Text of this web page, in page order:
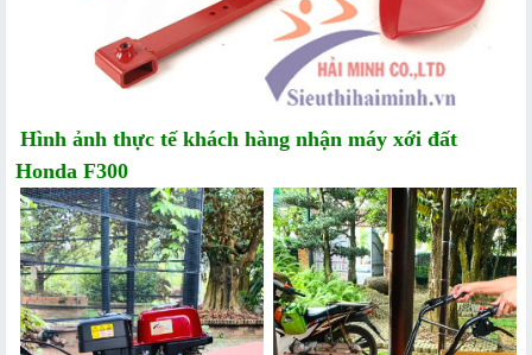
Hình ảnh thực tế khách hàng nhận máy xới đất
Honda F300